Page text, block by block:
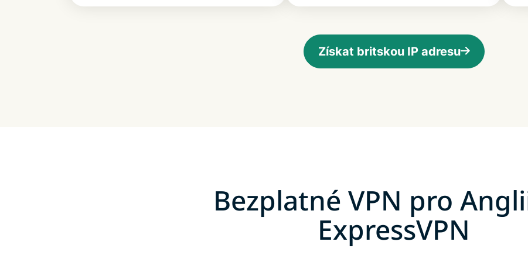
Získat britskou IP adresu
Bezplatné VPN pro
ExpressVPN